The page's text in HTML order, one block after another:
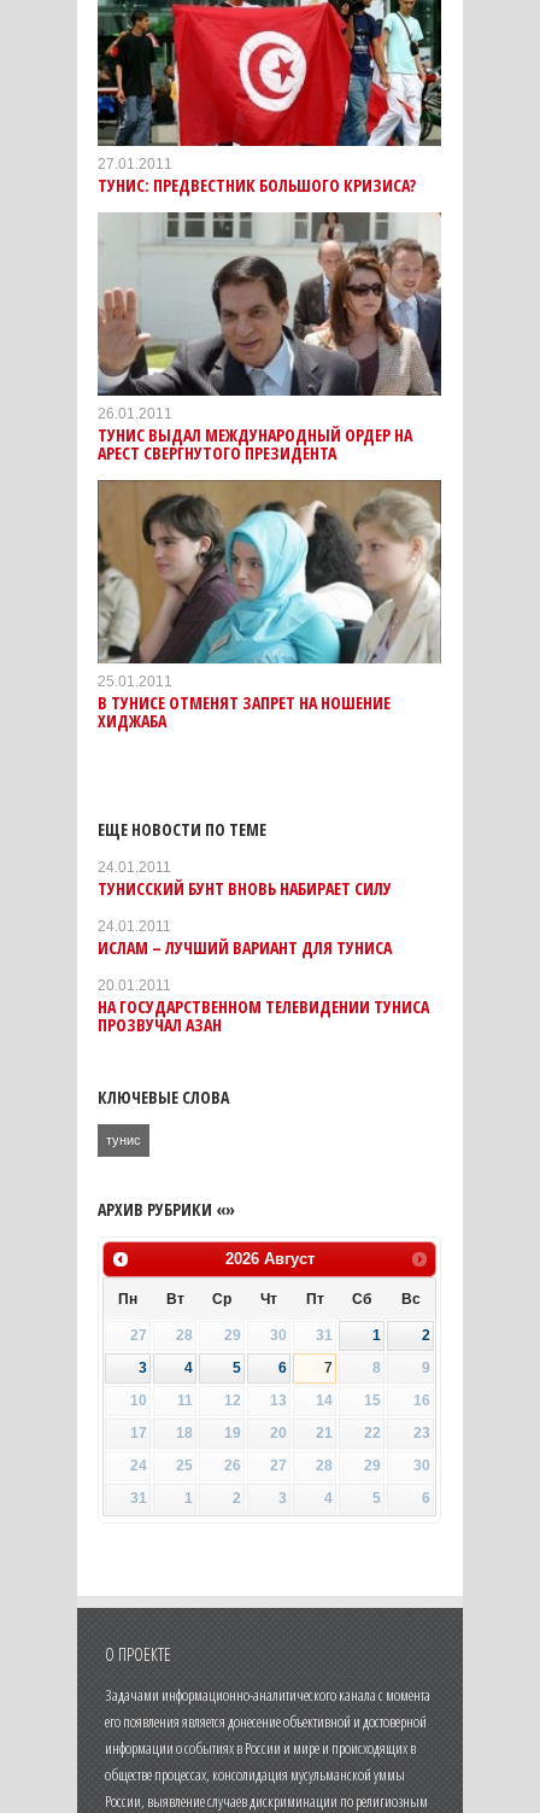
27.01.2011
ТУНИС: ПРЕДВЕСТНИК БОЛЬШОГО КРИЗИСА?
26.01.2011
ТУНИС ВЫДАЛ МЕЖДУНАРОДНЫЙ ОРДЕР НА
АРЕСТ СВЕРГНУТОГО ПРЕЗИДЕНТА
25.01.2011
В ТУНИСЕ ОТМЕНЯТ ЗАПРЕТ НА НОШЕНИЕ
ХИДЖАБА
ЕЩЕ НОВОСТИ ПО ТЕМЕ
24.01.2011
ТУНИССКИЙ БУНТ ВНОВЬ НАБИРАЕТ СИЛУ
24.01.2011
ИСЛАМ – ЛУЧШИЙ ВАРИАНТ ДЛЯ ТУНИСА
20.01.2011
НА ГОСУДАРСТВЕННОМ ТЕЛЕВИДЕНИИ ТУНИСА
ПРОЗВУЧАЛ АЗАН
КЛЮЧЕВЫЕ СЛОВА
тунис
АРХИВ РУБРИКИ «»
2026 Август
Пн Вт Ср Чт Пт Сб Вс
27 28 29 30 31 1
2
3
4 5 6 7 8
9
10
11 12 13 14 15
16
17
18 19 20 21 22
23
24
25 26 27 28 29
30
31
1 2 3 4 5 6
О ПРОЕКТЕ
Задачами информационно-аналитического канала с момента
его появления является донесение объективной и достоверной
информации о событиях в России и мире и происходящих в
обществе процессах, консолидация мусульманской уммы
России, выявление случаев дискриминации по религиозным